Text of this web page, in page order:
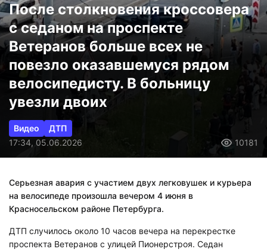
После столкновения кроссовера
с седаном на проспекте
Ветеранов больше всех не
повезло оказавшемуся рядом
велосипедисту. В больницу
увезли двоих
Видео
ДТП
17:34, 05.06.2026
10181
Серьезная авария с участием двух легковушек и курьера
на велосипеде произошла вечером 4 июня в
Красносельском районе Петербурга.
ДТП случилось около 10 часов вечера на перекрестке
проспекта Ветеранов с улицей Пионерстроя. Седан